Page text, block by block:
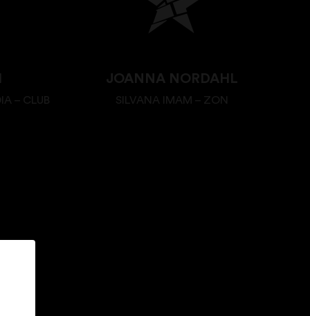
– CLUB
JOANNA NORDAHL
SILVANA IMAM – ZON